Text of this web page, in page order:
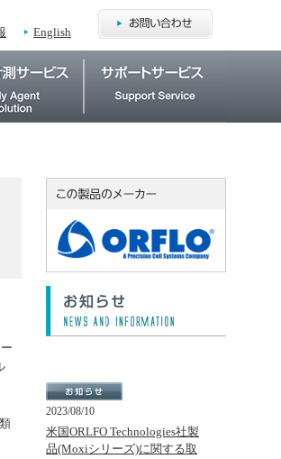
English
2023/08/10
米国ORLFO Technologies社製
品(Moxiシリーズ)に関する取